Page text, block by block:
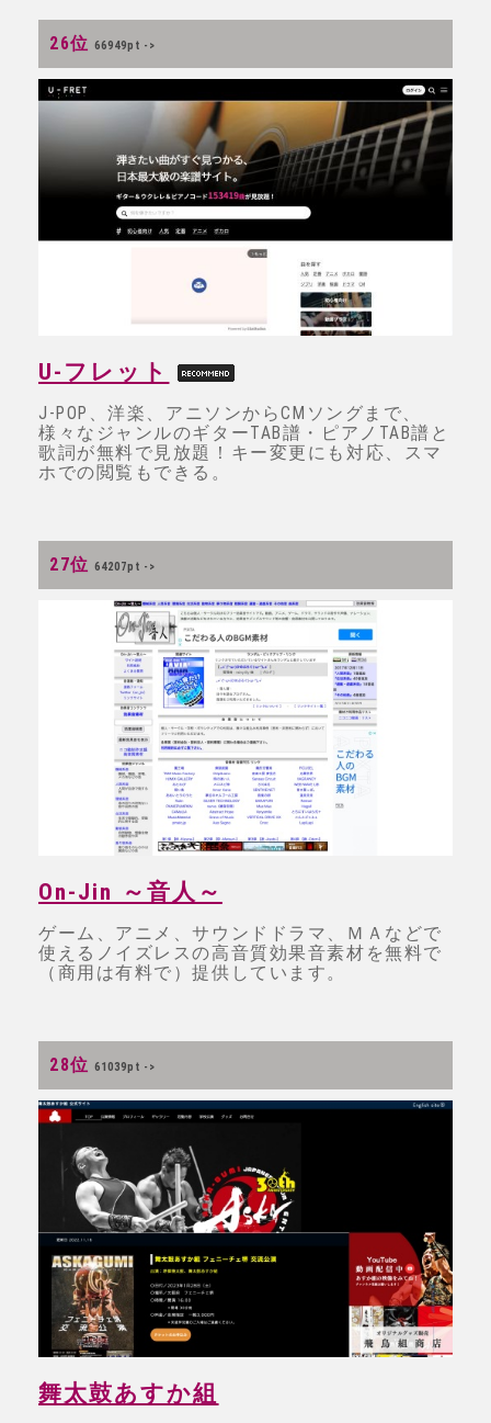
26位 66949pt ->
U-フレット
J-POP、洋楽、アニソンからCMソングまで、
様々なジャンルのギターTAB譜・ピアノTAB譜と
歌詞が無料で見放題！キー変更にも対応、スマ
ホでの閲覧もできる。
27位 64207pt ->
On-Jin ～音人～
ゲーム、アニメ、サウンドドラマ、ＭＡなどで
使えるノイズレスの高音質効果音素材を無料で
（商用は有料で）提供しています。
28位 61039pt ->
舞太鼓あすか組